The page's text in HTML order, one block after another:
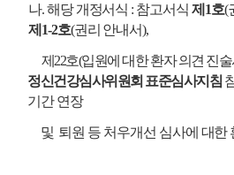
나.해당 개정서식 : 참고서식 제 1호(
제 1-2호(권리 안내서),
제 22호(입원에 대한 환자 의견 진술
정신건강심사위원회 표준심사지침
기간 연장
및 퇴원 등 처우개선 심사에 대한